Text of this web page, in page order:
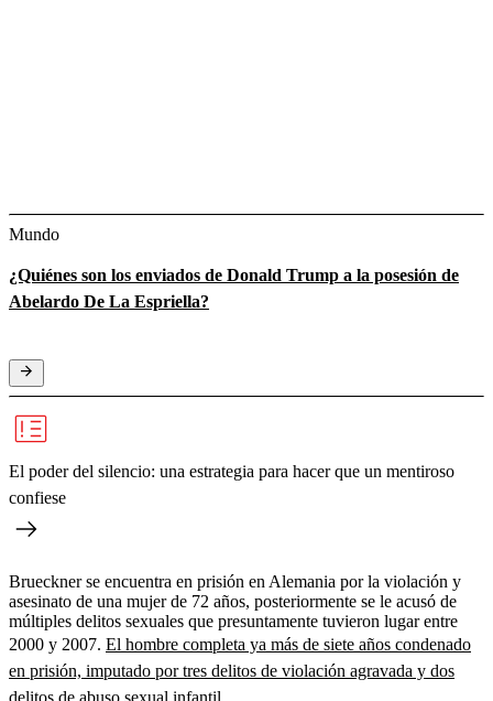
Mundo
¿Quiénes son los enviados de Donald Trump a la posesión de
Abelardo De La Espriella?
El poder del silencio: una estrategia para hacer que un mentiroso
confiese
Brueckner se encuentra en prisión en Alemania por la violación y
asesinato de una mujer de 72 años, posteriormente se le acusó de
múltiples delitos sexuales que presuntamente tuvieron lugar entre
2000 y 2007. El hombre completa ya más de siete años condenado
en prisión, imputado por tres delitos de violación agravada y dos
delitos de abuso sexual infantil.